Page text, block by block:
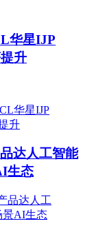
华星IJP
升
达人工智能
生态